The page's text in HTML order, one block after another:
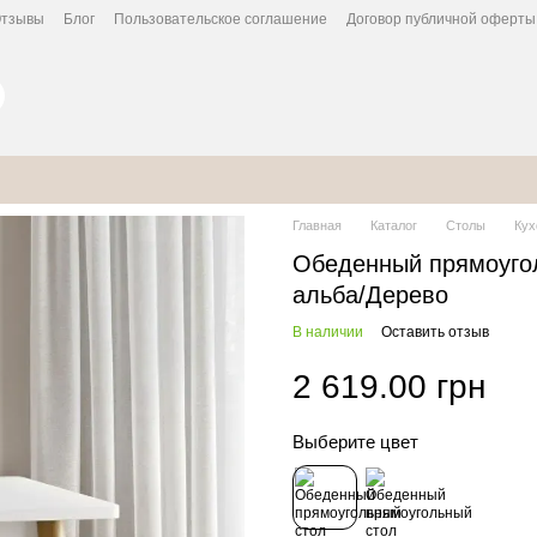
Блог Пользовательское соглашение Договор публичной оферты
Главная Каталог Столы
Обеденный
альба/Дерево
В наличии Оставить отзыв
2 619.00 грн
Выберите цвет